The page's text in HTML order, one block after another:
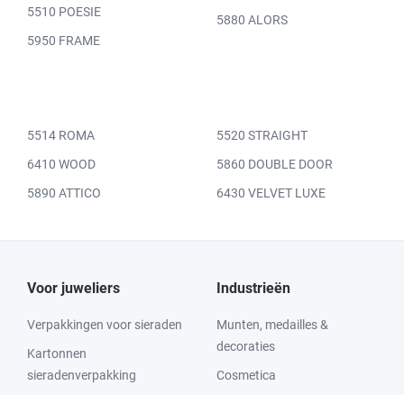
5510 POESIE
5950 FRAME
5880 ALORS
5514 ROMA
6410 WOOD
5890 ATTICO
5520 STRAIGHT
5860 DOUBLE DOOR
6430 VELVET LUXE
Voor juweliers
Verpakkingen voor sieraden
Kartonnen
sieradenverpakking
Industrieën
Munten, medailles &
decoraties
Cosmetica